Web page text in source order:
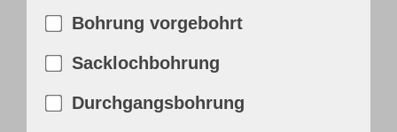
Bohrung vorgebohrt
Sacklochbohrung
Durchgangsbohrung